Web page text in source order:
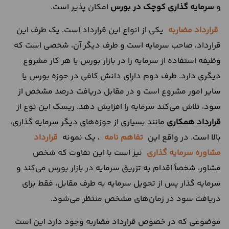
و سرمایه گذاری کوچک در بورس امکان پذیر است.
قرارداد مضاربه یکی از انواع این قرارداد است. یک طرف این
قرارداد، صاحب سرمایه است و طرف دیگر آن، شخصی است که
وظیفه استفاده از سرمایه را در بازار بورس یا هر کار مشروع
دیگری دارد. طرف دوم دارای دانش کافی در حوزه بورس یا
سایر امور مشروع است و در مقابل دریافت درصد مشخص از
سود، تلاش می‌کند سرمایه را افزایش دهد. ریسک این نوع از
قرارداد همكاري مانند بسیاری از حوزه‌های دیگر سرمایه گذاری،
بالا است. در واقع این تفاهم نامه ، یک نمونه قرارداد
مشاوره سرمایه گذاری نیز است با این تفاوت که شخص
مشاور، شخصاً اقدام به تزریق سرمایه در بازار بورس می‌کند و
سرمایه گذار پس از تحویل سرمایه به طرف مقابل، فقط برای
دریافت سود در زمان‌های مشخص منتظر می‌شود.
موضوعی که در خصوص قرارداد مضاربه وجود دارد این است